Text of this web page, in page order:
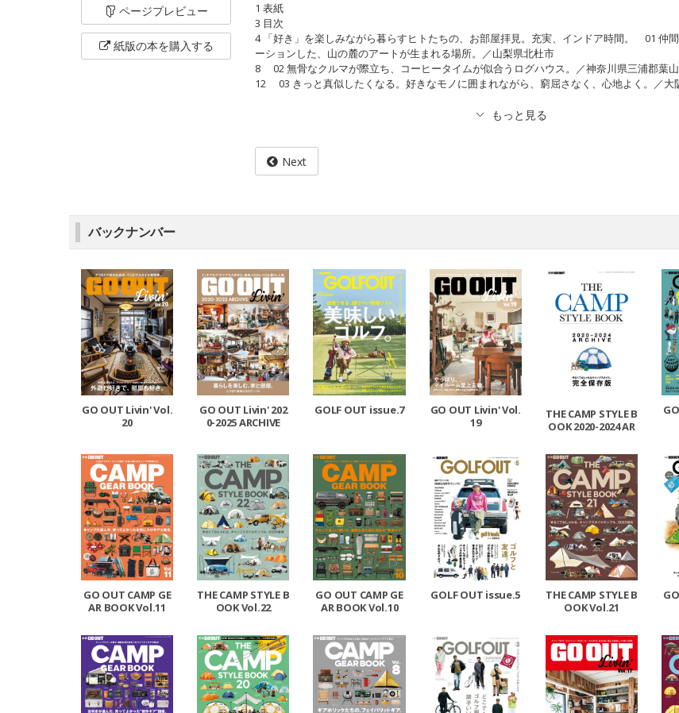
ページプレビュー
紙版の本を購入する
1 表紙
3 目次
4 「好き」を楽しみながら暮らすヒトたちの、お部屋拝見。充実、インドア時間。 01 仲
ーションした、山の麓のアートが生まれる場所。／山梨県北杜市
8 02 無骨なクルマが際立ち、コーヒータイムが似合うログハウス。／神奈川県三浦郡葉
12 03 きっと真似したくなる。好きなモノに囲まれながら、窮屈さなく、心地よく。／大
Next
バックナンバー
GO OUT Livin' Vol.
20
GO OUT Livin' 202
0-2025 ARCHIVE
GOLF OUT issue.7
GO OUT Livin' Vol.
19
THE CAMP STYLE B
OOK 2020-2024 AR
GO OUT CAMP GE
AR BOOK Vol.11
THE CAMP STYLE B
OOK Vol.22
GO OUT CAMP GE
AR BOOK Vol.10
GOLF OUT issue.5
THE CAMP STYLE B
OOK Vol.21